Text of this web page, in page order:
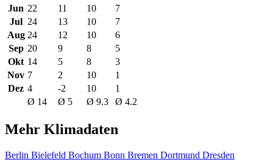
Jun 22 11 10
7
Jul 24 13 10
7
Aug 24 12 10
6
Sep 20 9 8
5
Okt 14 5 8
3
Nov 7 2 10
1
Dez 4 -2 10
1
Ø 14
Ø 5 Ø 9.3 Ø 4.2
Mehr Klimadaten
Berlin Bielefeld Bochum Bonn Bremen Dortmund Dresden